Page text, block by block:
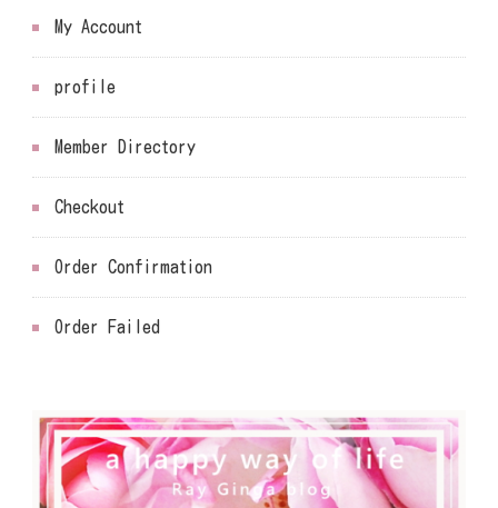
My Account
profile
Member Directory
Checkout
Order Confirmation
Order Failed